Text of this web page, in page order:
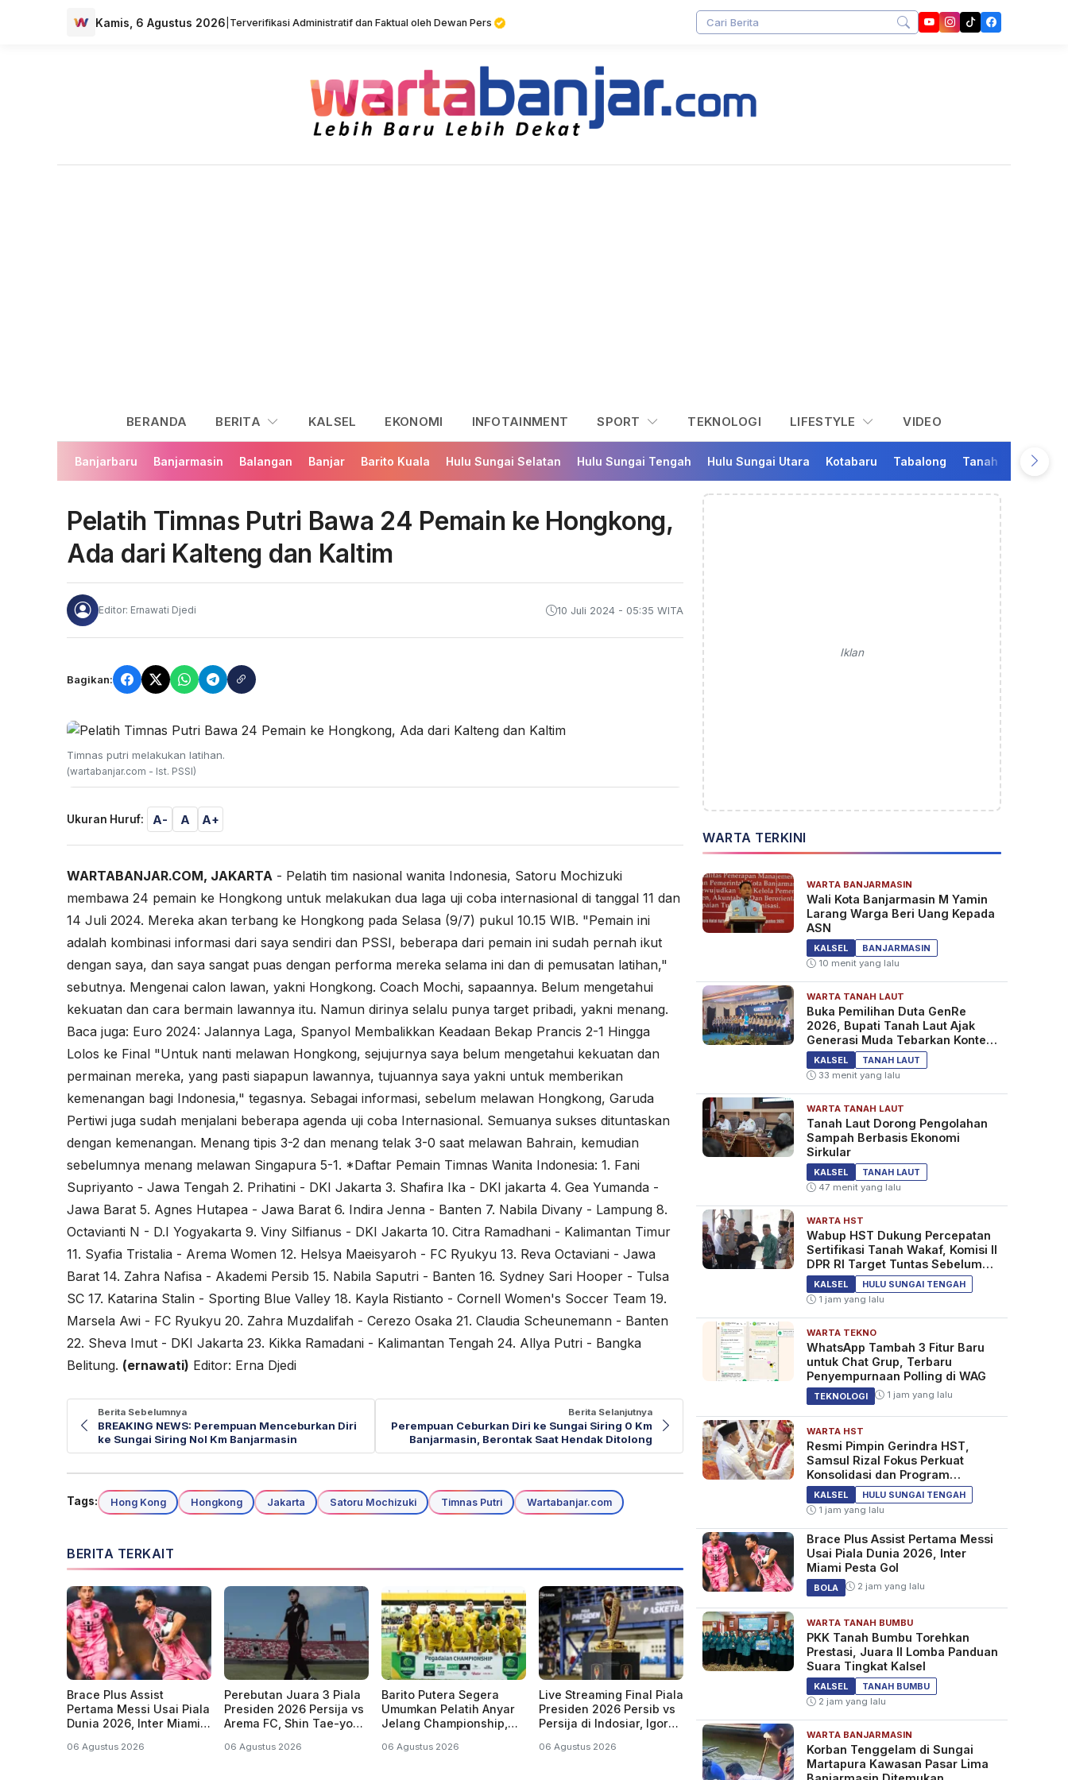
Kamis, 6 Agustus 2026 Terverifikasi Administratif dan Faktual oleh Dewan Pers
BERANDA BERITA KALSEL EKONOMI INFOTAINMENT SPORT TEKNOLOGI LIFESTYLE VIDEO
Banjarbaru Banjarmasin Balangan Banjar Barito Kuala Hulu Sungai Selatan Hulu Sungai Tengah Hulu Sungai Utara Kotabaru Tabalong Tanah Bumbu
Pelatih Timnas Putri Bawa 24 Pemain ke Hongkong,
Ada dari Kalteng dan Kaltim
Editor: Ernawati Djedi 10 Juli 2024 - 05:35 WITA
Bagikan:
Timnas putri melakukan latihan.
(wartabanjar.com - Ist. PSSI)
Ukuran Huruf: A- A A+
WARTABANJAR.COM, JAKARTA - Pelatih tim nasional wanita Indonesia, Satoru Mochizuki
membawa 24 pemain ke Hongkong untuk melakukan dua laga uji coba internasional di tanggal 11 dan
14 Juli 2024. Mereka akan terbang ke Hongkong pada Selasa (9/7) pukul 10.15 WIB. "Pemain ini
adalah kombinasi informasi dari saya sendiri dan PSSI, beberapa dari pemain ini sudah pernah ikut
dengan saya, dan saya sangat puas dengan performa mereka selama ini dan di pemusatan latihan,"
sebutnya. Mengenai calon lawan, yakni Hongkong. Coach Mochi, sapaannya. Belum mengetahui
kekuatan dan cara bermain lawannya itu. Namun dirinya selalu punya target pribadi, yakni menang.
Baca juga: Euro 2024: Jalannya Laga, Spanyol Membalikkan Keadaan Bekap Prancis 2-1 Hingga
Lolos ke Final "Untuk nanti melawan Hongkong, sejujurnya saya belum mengetahui kekuatan dan
permainan mereka, yang pasti siapapun lawannya, tujuannya saya yakni untuk memberikan
kemenangan bagi Indonesia," tegasnya. Sebagai informasi, sebelum melawan Hongkong, Garuda
Pertiwi juga sudah menjalani beberapa agenda uji coba Internasional. Semuanya sukses dituntaskan
dengan kemenangan. Menang tipis 3-2 dan menang telak 3-0 saat melawan Bahrain, kemudian
sebelumnya menang melawan Singapura 5-1. *Daftar Pemain Timnas Wanita Indonesia: 1. Fani
Supriyanto - Jawa Tengah 2. Prihatini - DKI Jakarta 3. Shafira Ika - DKI jakarta 4. Gea Yumanda -
Jawa Barat 5. Agnes Hutapea - Jawa Barat 6. Indira Jenna - Banten 7. Nabila Divany - Lampung 8.
Octavianti N - D.I Yogyakarta 9. Viny Silfianus - DKI Jakarta 10. Citra Ramadhani - Kalimantan Timur
11. Syafia Tristalia - Arema Women 12. Helsya Maeisyaroh - FC Ryukyu 13. Reva Octaviani - Jawa
Barat 14. Zahra Nafisa - Akademi Persib 15. Nabila Saputri - Banten 16. Sydney Sari Hooper - Tulsa
SC 17. Katarina Stalin - Sporting Blue Valley 18. Kayla Ristianto - Cornell Women's Soccer Team 19.
Marsela Awi - FC Ryukyu 20. Zahra Muzdalifah - Cerezo Osaka 21. Claudia Scheunemann - Banten
22. Sheva Imut - DKI Jakarta 23. Kikka Ramadani - Kalimantan Tengah 24. Allya Putri - Bangka
Belitung. (ernawati) Editor: Erna Djedi
Berita Sebelumnya
BREAKING NEWS: Perempuan Menceburkan Diri
ke Sungai Siring Nol Km Banjarmasin
Berita Selanjutnya
Perempuan Ceburkan Diri ke Sungai Siring 0 Km
Banjarmasin, Berontak Saat Hendak Ditolong
Tags: Hong Kong Hongkong Jakarta Satoru Mochizuki Timnas Putri Wartabanjar.com
BERITA TERKAIT
Brace Plus Assist
Pertama Messi Usai Piala
Dunia 2026, Inter Miami
06 Agustus 2026
Perebutan Juara 3 Piala
Presiden 2026 Persija vs
Arema FC, Shin Tae-yong
06 Agustus 2026
Barito Putera Segera
Umumkan Pelatih Anyar
Jelang Championship,
06 Agustus 2026
Live Streaming Final Piala
Presiden 2026 Persib vs
Persija di Indosiar, Igor
06 Agustus 2026
Iklan
WARTA TERKINI
WARTA BANJARMASIN
Wali Kota Banjarmasin M Yamin
Larang Warga Beri Uang Kepada
ASN
KALSEL
BANJARMASIN
10 menit yang lalu
WARTA TANAH LAUT
Buka Pemilihan Duta GenRe
2026, Bupati Tanah Laut Ajak
Generasi Muda Tebarkan Konten
Edukasi Positif
KALSEL
TANAH LAUT
33 menit yang lalu
WARTA TANAH LAUT
Tanah Laut Dorong Pengolahan
Sampah Berbasis Ekonomi
Sirkular
KALSEL
TANAH LAUT
47 menit yang lalu
WARTA HST
Wabup HST Dukung Percepatan
Sertifikasi Tanah Wakaf, Komisi II
DPR RI Target Tuntas Sebelum
2029
KALSEL
HULU SUNGAI TENGAH
1 jam yang lalu
WARTA TEKNO
WhatsApp Tambah 3 Fitur Baru
untuk Chat Grup, Terbaru
Penyempurnaan Polling di WAG
TEKNOLOGI 1 jam yang lalu
WARTA HST
Resmi Pimpin Gerindra HST,
Samsul Rizal Fokus Perkuat
Konsolidasi dan Program
Kerakyatan
KALSEL
HULU SUNGAI TENGAH
1 jam yang lalu
Brace Plus Assist Pertama Messi
Usai Piala Dunia 2026, Inter
Miami Pesta Gol
BOLA 2 jam yang lalu
WARTA TANAH BUMBU
PKK Tanah Bumbu Torehkan
Prestasi, Juara II Lomba Panduan
Suara Tingkat Kalsel
KALSEL
TANAH BUMBU
2 jam yang lalu
WARTA BANJARMASIN
Korban Tenggelam di Sungai
Martapura Kawasan Pasar Lima